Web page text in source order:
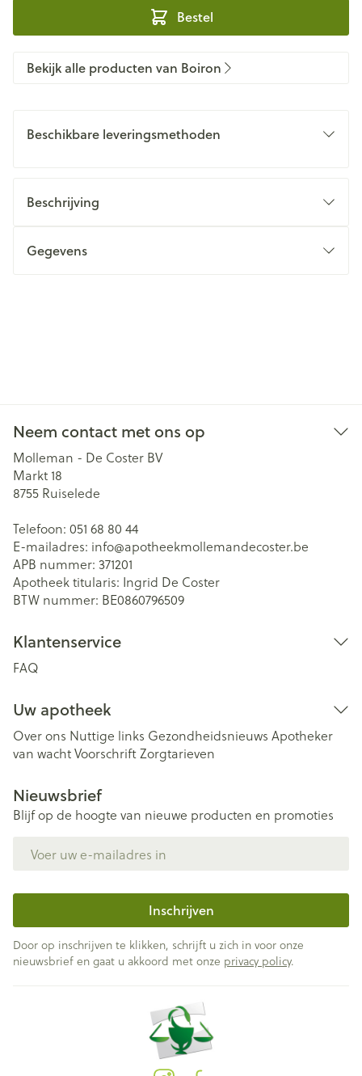
Bestel
Bekijk alle producten van Boiron
Beschikbare leveringsmethoden
Beschrijving
Gegevens
Neem contact met ons op
Molleman - De Coster BV
Markt 18
8755 Ruiselede
Telefoon: 051 68 80 44
E-mailadres: info@apotheekmollemandecoster.be
APB nummer: 371201
Apotheek titularis: Ingrid De Coster
BTW nummer: BE0860796509
Klantenservice
FAQ
Uw apotheek
Over ons Nuttige links Gezondheidsnieuws Apotheker
van wachtVoorschriftZorgtarieven
Nieuwsbrief
Blijf op de hoogte van nieuwe producten en promoties
Inschrijven
Door op inschrijven te klikken, schrijft u zich in voor onze
nieuwsbrief en gaat u akkoord met onze privacy policy.